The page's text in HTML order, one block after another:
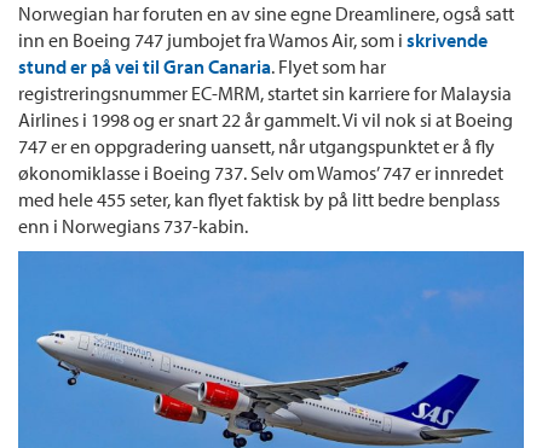
Norwegian har foruten en av sine egne Dreamlinere, også satt
inn en Boeing 747 jumbojet fra Wamos Air, som i skrivende
stund er på vei til Gran Canaria. Flyet som har
registreringsnummer EC-MRM, startet sin karriere for Malaysia
Airlines i 1998 og er snart 22 år gammelt. Vi vil nok si at Boeing
747 er en oppgradering uansett, når utgangspunktet er å fly
økonomiklasse i Boeing 737. Selv om Wamos’ 747 er innredet
med hele 455 seter, kan flyet faktisk by på litt bedre benplass
enn i Norwegians 737-kabin.